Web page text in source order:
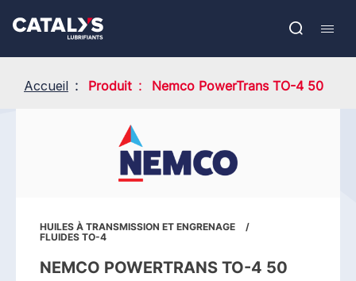
contenu
Open
EN
Accueil Produit Nemco PowerTrans TO-4 50
HUILES À TRANSMISSION ET ENGRENAGE
FLUIDES TO-4
NEMCO POWERTRANS TO-4 50